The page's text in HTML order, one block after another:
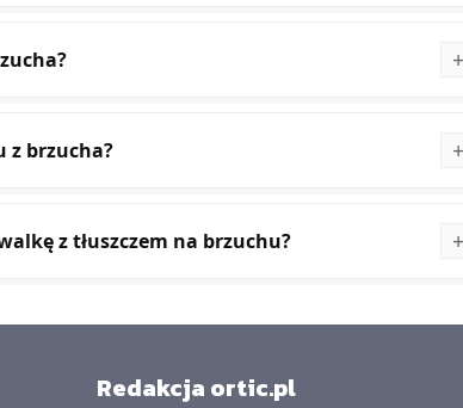
z brzucha?
z tłuszczem na brzuchu?
Redakcja ortic.pl